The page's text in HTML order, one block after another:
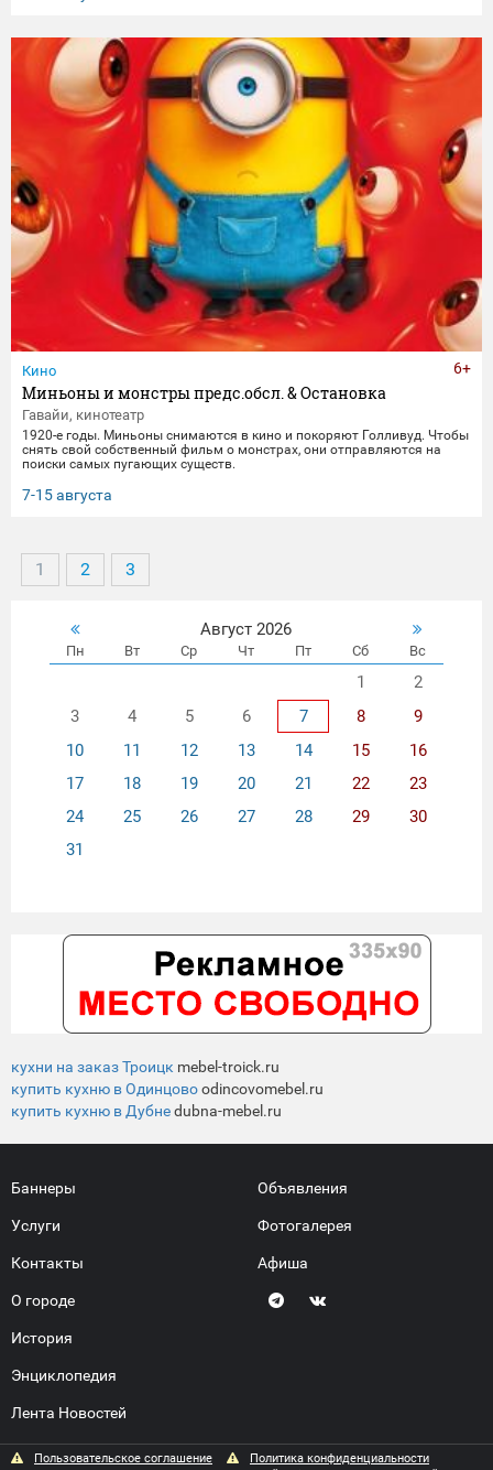
Кино
Миньоны и монстры предс.обсл. & Остановка
Гавайи, кинотеатр
1920-е годы. Миньоны снимаются в кино и покоряют Голливуд. Чтобы
снять свой собственный фильм о монстрах, они отправляются на
поиски самых пугающих существ.
7-15 августа
6+
1 2 3
Август 2026
Пн Вт Ср Чт Пт Сб Вс
1
2
3
4 5 6 7 8
9
10
11 12 13 14 15
16
17
18 19 20 21 22
23
24
25 26 27 28 29
30
31
кухни на заказ Троицк mebel-troick.ru
купить кухню в Одинцовоodincovomebel.ru
купить кухню в Дубнеdubna-mebel.ru
Баннеры
Услуги
Контакты
О городе
История
Энциклопедия
Лента Новостей
Объявления
Фотогалерея
Афиша
Пользовательское соглашение
Политика конфиденциальности